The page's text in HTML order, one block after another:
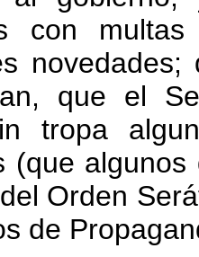
con
que el
tropa
(que
Orden
de